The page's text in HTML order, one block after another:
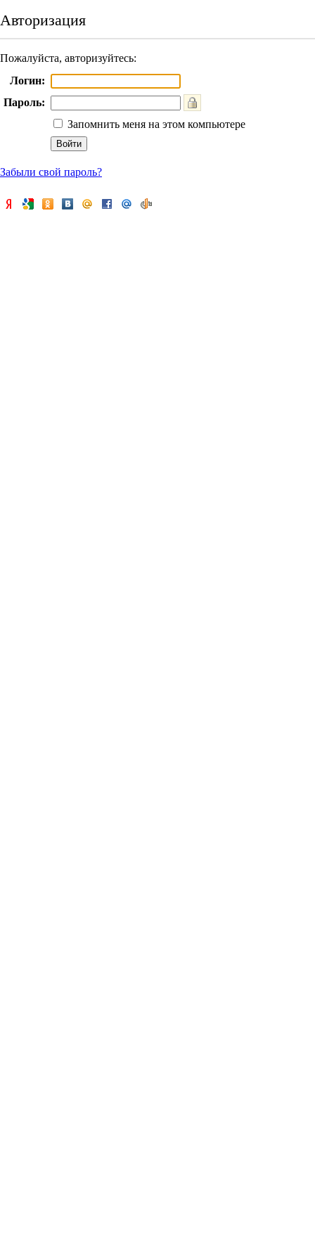
Авторизация
Пожалуйста, авторизуйтесь:
Логин:
Пароль:
Запомнить меня на этом компьютере
Забыли свой пароль?